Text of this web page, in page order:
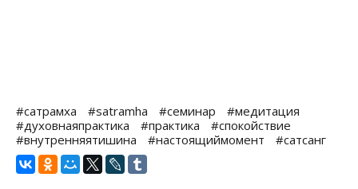
#сатрамха #satramha #семинар
#медитация
#духовнаяпрактика
#практика
#спокойствие
#внутренняятишина
#настоящиймомент #сатсанг